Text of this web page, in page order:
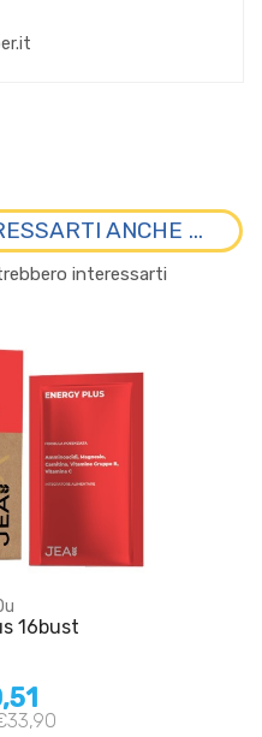
ANCHE ...
interessarti
16bust